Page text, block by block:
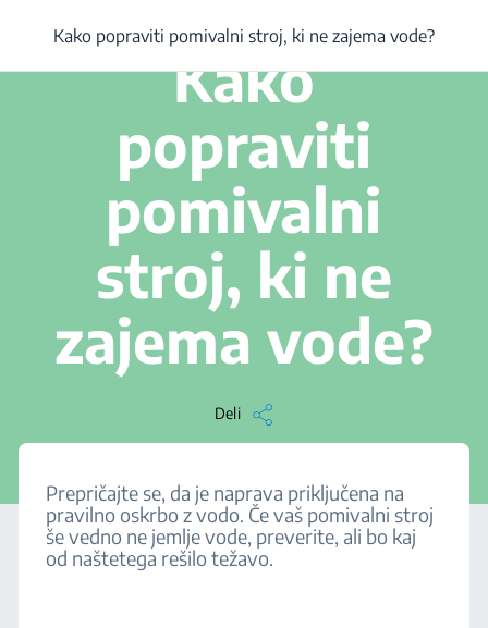
Kako popraviti pomivalni stroj, ki ne zajema vode?
1 min branja
Kako
popraviti
pomivalni
stroj, ki ne
zajema vode?
Deli
Kako popraviti pomivalni stroj, ki ne zajema vode?
Prepričajte se, da je naprava priključena na
pravilno oskrbo z vodo. Če vaš pomivalni stroj
še vedno ne jemlje vode, preverite, ali bo kaj
od naštetega rešilo težavo.